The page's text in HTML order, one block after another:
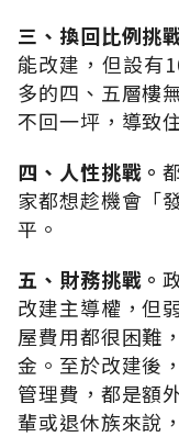
三、換回比例挑
能改建，但設有
多的四、五層樓
不回一坪，導致
四、人性挑戰。
家都想趁機會「
平。
五、財務挑戰。
改建主導權，但
屋費用都很困難
金。至於改建後
管理費，都是額
輩或退休族來說